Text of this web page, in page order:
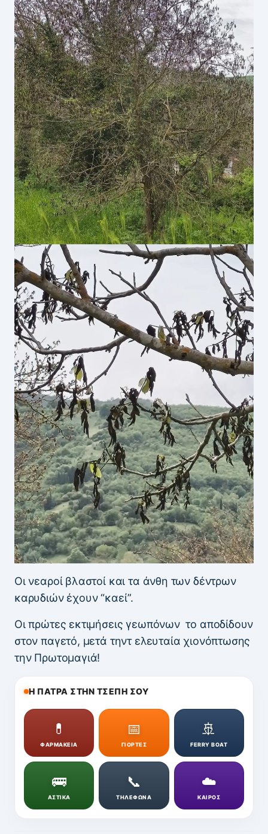
Οι νεαροί βλαστοί και τα άνθη των δέντρων
καρυδιών έχουν “καεί”.
Οι πρώτες εκτιμήσεις γεωπόνων το αποδίδουν
στον παγετό, μετά τηντ ελευταία χιονόπτωσης
την Πρωτομαγιά!
Η ΠΑΤΡΑ ΣΤΗΝ ΤΣΕΠΗ ΣΟΥ
💊
ΦΑΡΜΑΚΕΙΑ
📅
ΓΙΟΡΤΕΣ
🚢
FERRY BOAT
🚌
ΑΣΤΙΚΑ
📞
ΤΗΛΕΦΩΝΑ
☁️
ΚΑΙΡΟΣ